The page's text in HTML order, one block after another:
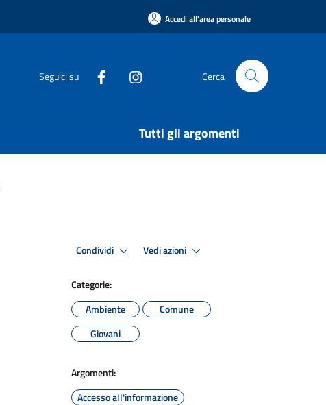
Accedi all'area personale
Seguici su Cerca
Tutti gli argomenti
Condividi Vedi azioni
Categorie:
Ambiente
Comune
Giovani
Argomenti:
Accesso all'informazione